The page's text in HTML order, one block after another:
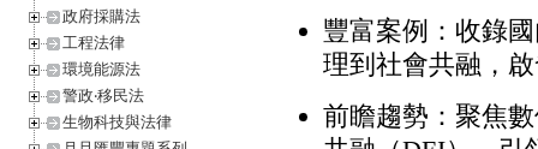
政府採購法
工程法律
環境能源法
警政‧移民法
生物科技與法律
豐富案例：收錄
理到社會共融，
前瞻趨勢：聚焦